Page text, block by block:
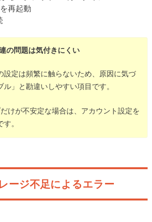
再起動
の問題は気付きにくい
設定は頻繁に触らないため、原因に気づ
」と勘違いしやすい項目です。
けが不安定な場合は、アカウント設定を
。
ージ不足によるエラー